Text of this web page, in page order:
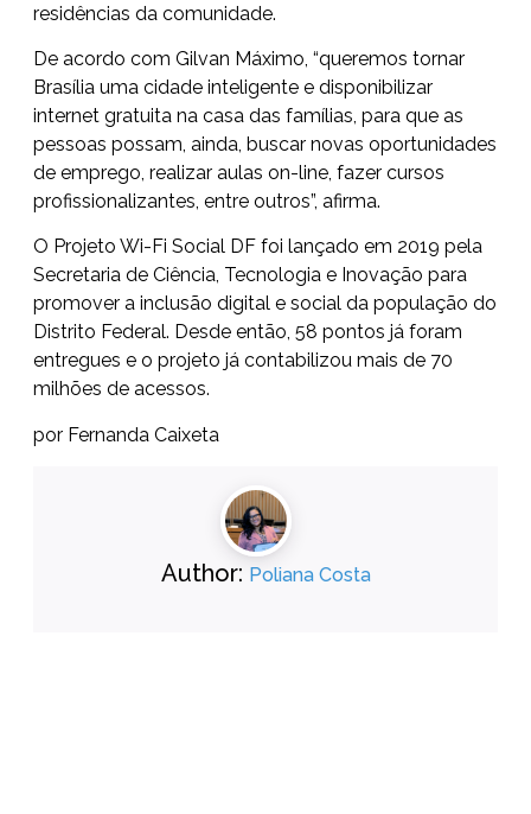
residências da comunidade.
De acordo com Gilvan Máximo, “queremos tornar
Brasília uma cidade inteligente e disponibilizar
internet gratuita na casa das famílias, para que as
pessoas possam, ainda, buscar novas oportunidades
de emprego, realizar aulas on-line, fazer cursos
profissionalizantes, entre outros”, afirma.
O Projeto Wi-Fi Social DF foi lançado em 2019 pela
Secretaria de Ciência, Tecnologia e Inovação para
promover a inclusão digital e social da população do
Distrito Federal. Desde então, 58 pontos já foram
entregues e o projeto já contabilizou mais de 70
milhões de acessos.
por Fernanda Caixeta
Author: Poliana Costa